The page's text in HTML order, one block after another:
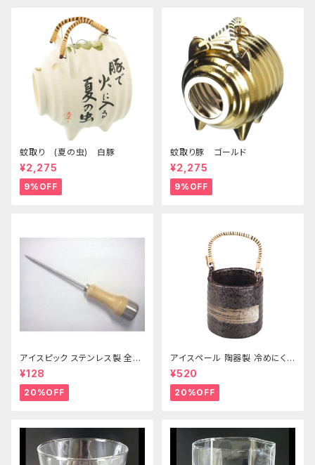
蚊取り (夏の虫) 白豚
¥2,275
9%OFF
蚊取り豚 ゴールド
¥2,275
9%OFF
アイスピック ステンレス製 全長
215ｍｍ
¥128
20%OFF
アイスペール 陶器製 冷めにくい
二重構造 860ml
¥520
20%OFF